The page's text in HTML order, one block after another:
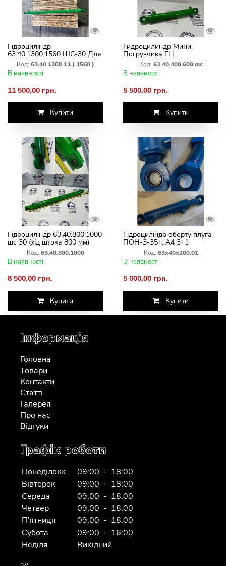
Гідроциліндр
63.40.1300.1560 ШС-30 Для
висуву стріли маніпулятора
(хід штока 1300 мм)
Код: 63.40.1300.11 ( 1560 )
В наявності
11 500,00 грн.
Купити
Гидроцилиндр Мини-
Погрузчика ГЦ
63.40.400.600 ( ход штока
400 мм)
Код: 63.40.400.600 шс
В наявності
5 500,00 грн.
Купити
Гідроциліндр 63.40.800.1000
шс 30 (хід штока 800 мм)
Код: 63.40.800.1000
В наявності
8 500,00 грн.
Купити
Гідроциліндр оберту плуга
ПОН-3-35+, А4 3+1
Оптикон Мастер А6
63х40х200.01
Код: 63х40х200.01
В наявності
5 000,00 грн.
Купити
Інформація
Головна
Товари
Контакти
Статті
Галерея
Про нас
Відгуки
Графік роботи
Понеділокк
09:00 - 18:00
Вівторок
09:00 - 18:00
Середа
09:00 - 18:00
Четвер
09:00 - 18:00
П'ятниця
09:00 - 18:00
Субота
09:00 - 16:00
Неділя
Вихідний